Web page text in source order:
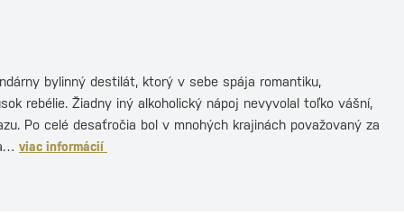
bylinný destilát, ktorý v sebe spája romantiku,
rebélie. Žiadny iný alkoholický nápoj nevyvolal toľko vášní,
Po celé desaťročia bol v mnohých krajinách považovaný za
viac informácií